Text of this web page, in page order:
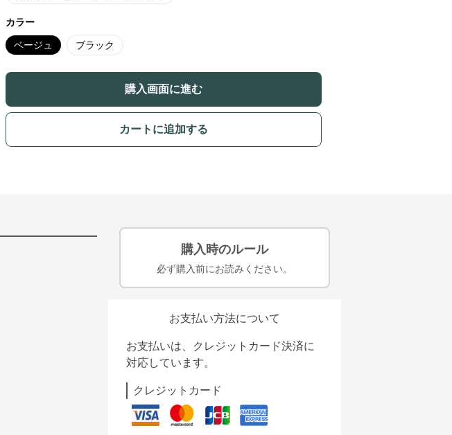
カラー
ベージュ ブラック
購入画面に進む
カートに追加する
購入時のルール
必ず購入前にお読みください。
お支払い方法について
お支払いは、クレジットカード決済に
対応しています。
クレジットカード